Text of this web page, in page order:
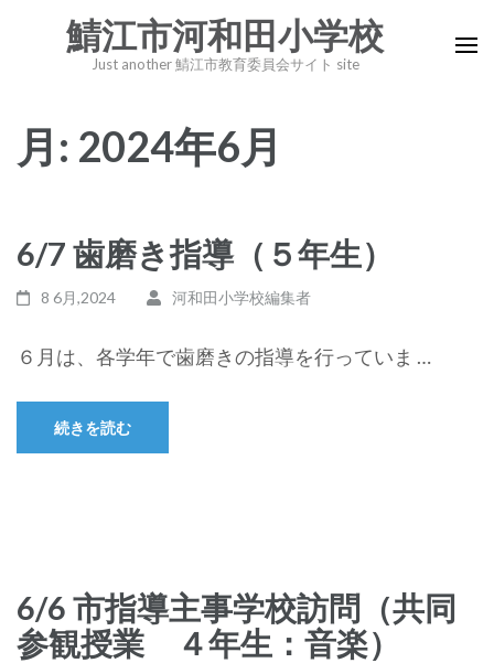
へ
ッ
プ
鯖江市河和田小学校
Just another 鯖江市教育委員会サイト site
月: 2024年6月
6/7 歯磨き指導（５年生）
8 6月,2024 河和田小学校編集者
６月は、各学年で歯磨きの指導を行っていま …
続きを読む
6/6 市指導主事学校訪問（共同
参観授業 ４年生：音楽）